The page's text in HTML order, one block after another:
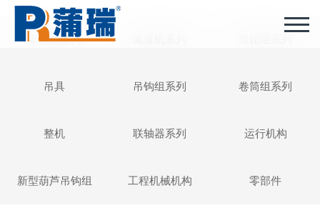
车轮组系列
吊具 吊钩组系列 卷筒组系列
整机 联轴器系列 运行机构
新型葫芦吊钩组 工程机械机构 零部件